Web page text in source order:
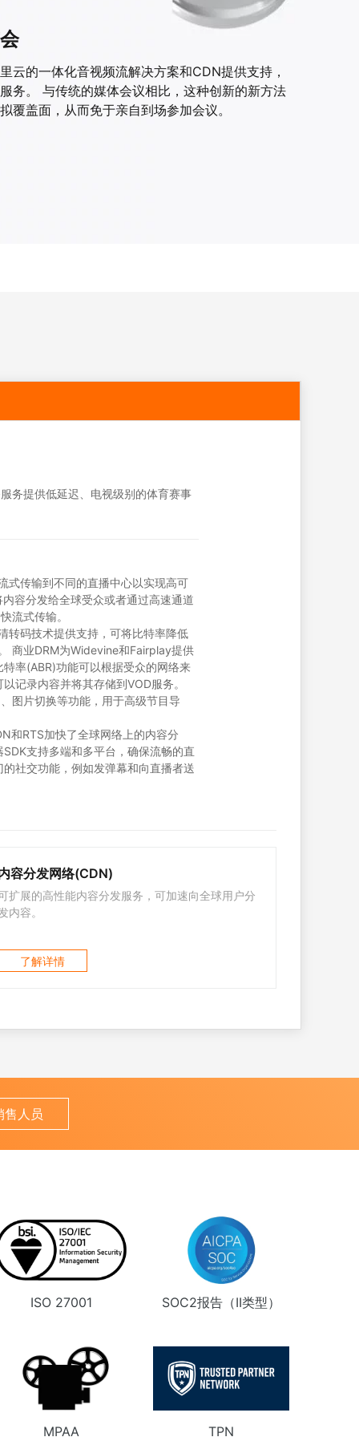
云的一体化音视频流解决方案和CDN提供支持，
务。 与传统的媒体会议相比，这种创新的新方法
覆盖面，从而免于亲自到场参加会议。
务提供低延迟、电视级别的体育赛事
式传输到不同的直播中心以实现高可
容分发给全球受众或者通过高速通道
流式传输。
转码技术提供支持，可将比特率降低
商业DRM为Widevine和Fairplay提供
率(ABR)功能可以根据受众的网络来
记录内容并将其存储到VOD服务。
图片切换等功能，用于高级节目导
和RTS加快了全球网络上的内容分
支持多端和多平台，确保流畅的直
社交功能，例如发弹幕和向直播者送
容分发网络(CDN)
扩展的高性能内容分发服务，可加速向全球用户分
内容。
了解详情
售人员
ISO 27001 SOC2报告（II类型）
MPAA TPN